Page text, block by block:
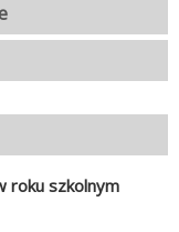
roku szkolnym